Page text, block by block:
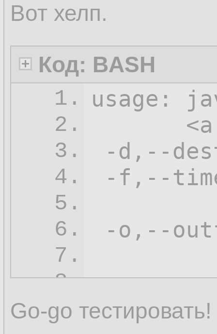
Вот хелп.
Код: BASH
1.
2.
3.
4.
5.
6.
7.
8.
9.
usage:
<arg>
-d ,--
-f ,--
-o,--
-s,--
-t,--trash
Go-go тестировать!